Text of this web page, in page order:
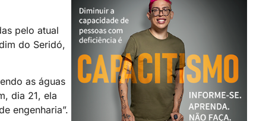
pelo atual
do Seridó,
as águas
dia 21, ela
engenharia”.